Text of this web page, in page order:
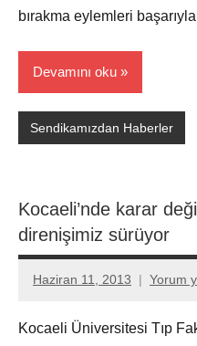
bırakma eylemleri
Devamını oku
Sendikamızdan Haberler
Kocaeli’nde karar
direnişimiz sürüyor
Haziran 11, 2013
Aksu
Yorum
Kocaeli Üniversitesi Tıp